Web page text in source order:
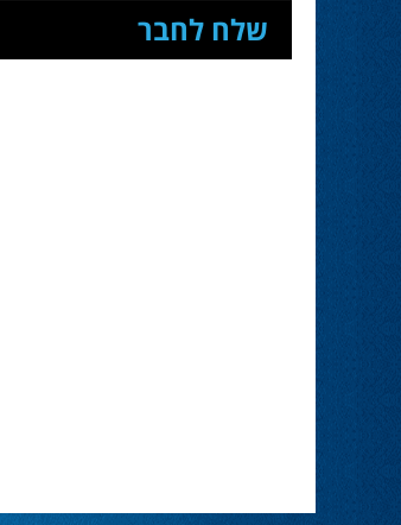
שלח לחבר